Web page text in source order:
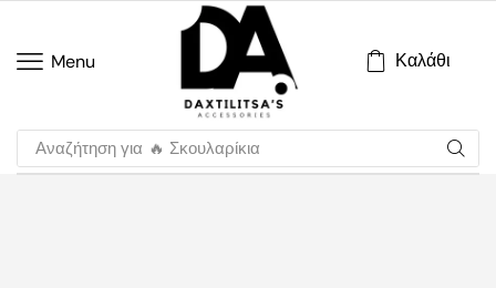
Menu Καλάθι
Αναζήτηση για 🔥 Σκουλαρίκια